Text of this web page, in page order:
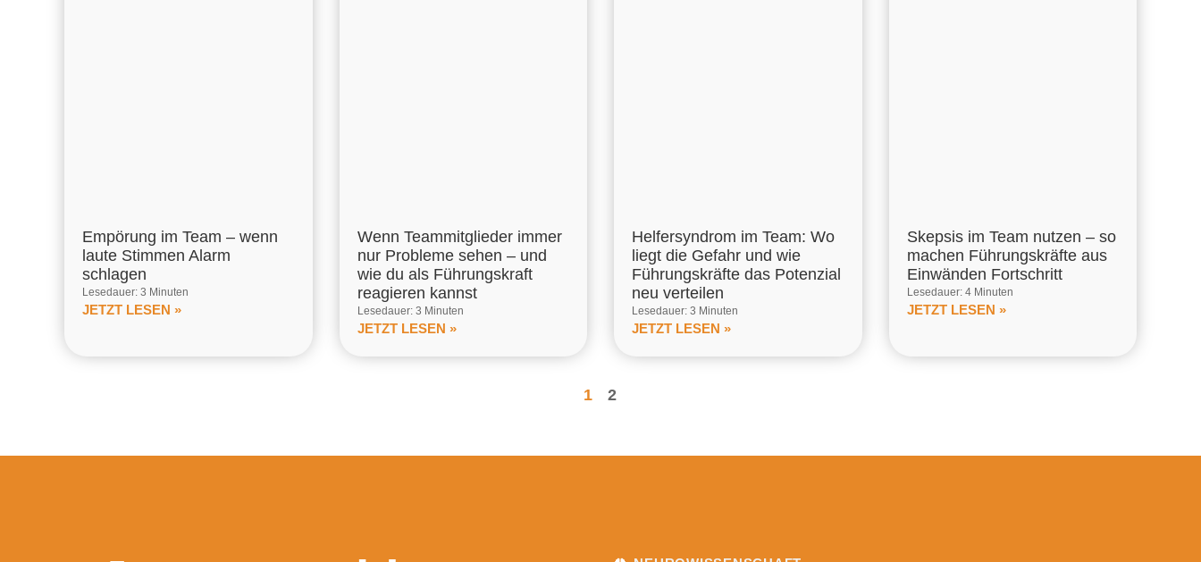
Empörung im Team – wenn
laute Stimmen Alarm
schlagen
Lesedauer: 3 Minuten
JETZT LESEN »
Wenn Teammitglieder immer
nur Probleme sehen – und
wie du als Führungskraft
reagieren kannst
Lesedauer: 3 Minuten
JETZT LESEN »
Helfersyndrom im Team: Wo
liegt die Gefahr und wie
Führungskräfte das Potenzial
neu verteilen
Lesedauer: 3 Minuten
JETZT LESEN »
Skepsis im Team nutzen – so
machen Führungskräfte aus
Einwänden Fortschritt
Lesedauer: 4 Minuten
JETZT LESEN »
1 2